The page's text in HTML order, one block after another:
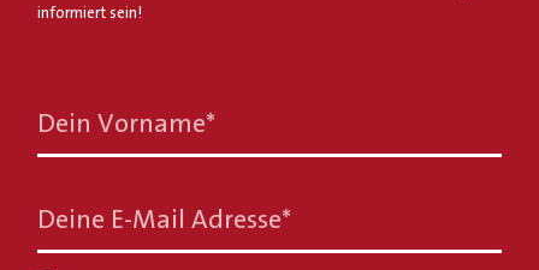
informiert sein!
Dein Vorname*
Deine E-Mail Adresse*